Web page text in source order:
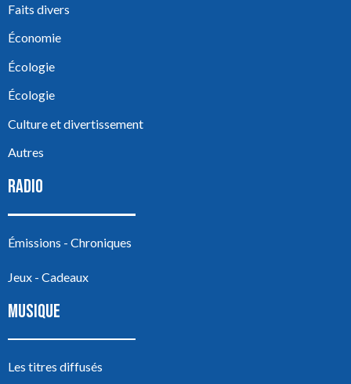
Faits divers
Économie
Écologie
Écologie
Culture et divertissement
Autres
RADIO
Émissions - Chroniques
Jeux - Cadeaux
MUSIQUE
Les titres diffusés